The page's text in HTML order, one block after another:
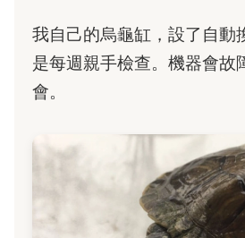
我自己的烏龜缸，設了自動
是每週親手檢查。機器會故
會。